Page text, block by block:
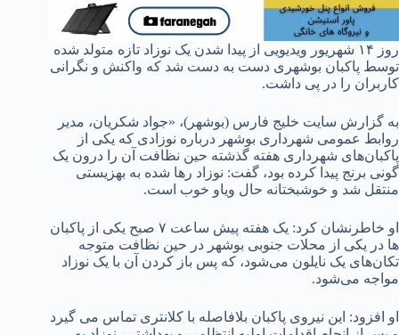
روز ۱۴ شهریور ویدیویی از پیدا شدن یک نوزاد تازه متولد شده
توسط پاکبان بوشهری دست به دست شد که واکنش و نگرانی
کاربران را در پی داشت.
به گزارش سایت خلیج فارس (بوشهر)، «جواد شکریان، مدیر
روابط عمومی شهرداری بوشهر درباره نوزادی که یکی از
پاکبان‌های شهرداری هفته گذشته حین نظافت آن را درون یک
گونی برنج پیدا کرده بود، گفت: نوزاد رها شده به بهزیستی
منتقل شد و خوشبختانه حال ویاو خوب است.
او خاطرنشان کرد: یک هفته پیش ساعت ۷ صبح یکی از پاکبان
ها در یکی از محلات جنوبی بوشهر در حین نظافت متوجه
تکان‌های یک نایلون می‌شود، که پس باز کردن آن با یک نوزاد
مواجه می‌شود.
او افزود: این نیروی پاکبان بلافاصله با کلانتری تماس می گیرد